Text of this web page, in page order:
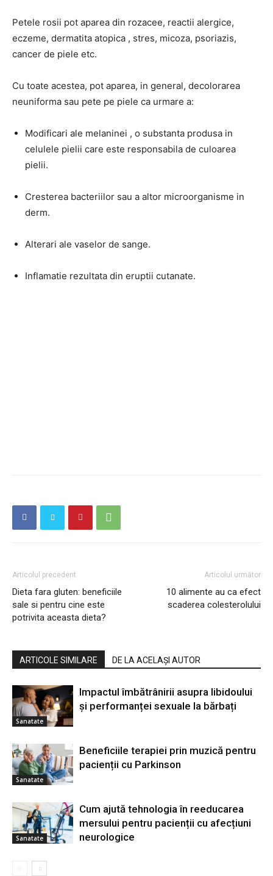
Petele rosii pot aparea din rozacee, reactii alergice,
eczeme, dermatita atopica , stres, micoza, psoriazis,
cancer de piele etc.
Cu toate acestea, pot aparea, in general, decolorarea
neuniforma sau pete pe piele ca urmare a:
Modificari ale melaninei , o substanta produsa in
celulele pielii care este responsabila de culoarea
pielii.
Cresterea bacteriilor sau a altor microorganisme in
derm.
Alterari ale vaselor de sange.
Inflamatie rezultata din eruptii cutanate.
Articolul precedent
Dieta fara gluten: beneficiile
sale si pentru cine este
potrivita aceasta dieta?
Articolul următor
10 alimente au ca efect
scaderea colesterolului
ARTICOLE SIMILARE DE LA ACELAȘI AUTOR
Sanatate
Impactul îmbătrânirii asupra libidoului
și performanței sexuale la bărbați
Sanatate
Beneficiile terapiei prin muzică pentru
pacienții cu Parkinson
Sanatate
Cum ajută tehnologia în reeducarea
mersului pentru pacienții cu afecțiuni
neurologice